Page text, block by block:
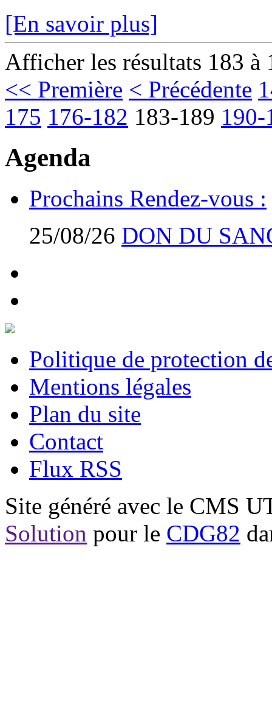
[En savoir plus]
Afficher les résultats 183 à
<< Première < Précédente
175 176-182 183-189 190-
Agenda
Prochains Rendez-vous :
25/08/26 DON DU
Politique de protection
Mentions légales
Plan du site
Contact
Flux RSS
Site généré avec le CMS
Solution pour le CDG82